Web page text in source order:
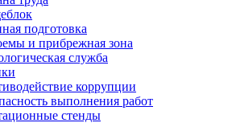
подготовка
и прибрежная зона
служба
коррупции
выполнения работ
стенды